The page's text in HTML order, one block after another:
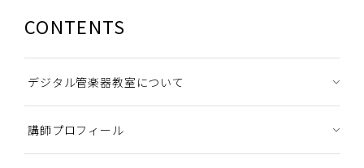
CONTENTS
デジタル管楽器教室について
講師プロフィール